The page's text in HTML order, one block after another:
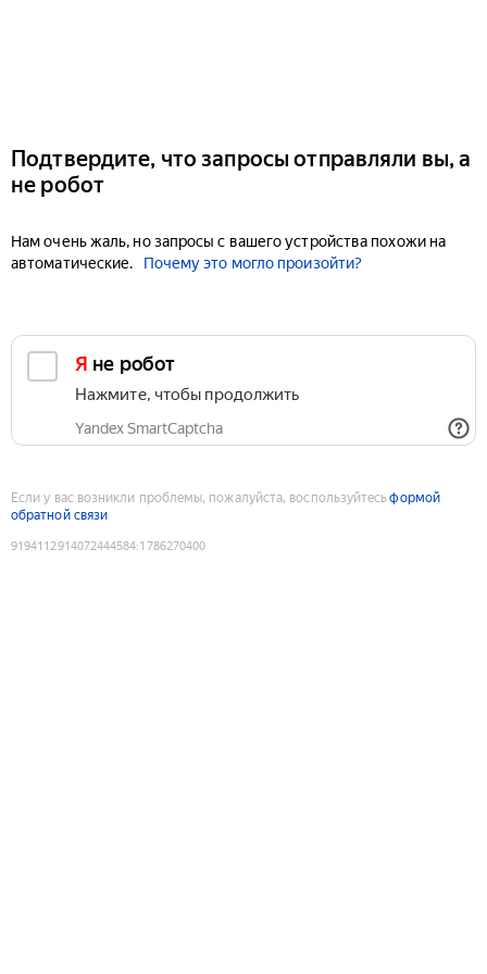
Подтвердите, что запросы отправляли вы, а
не робот
Нам очень жаль, но запросы с вашего устройства похожи на
автоматические.
Почему это могло произойти?
Я не робот
Нажмите, чтобы продолжить
Yandex SmartCaptcha
Если у вас возникли проблемы, пожалуйста, воспользуйтесьформой
обратной связи
9194112914072444584:1786270400